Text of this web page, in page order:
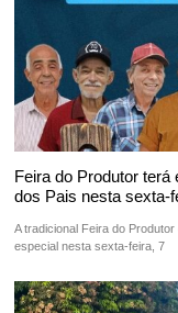
Feira do Produtor
dos Pais nesta sexta-
A tradicional Feira do
especial nesta sexta-feira, 7